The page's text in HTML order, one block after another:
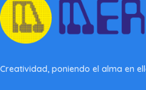
Creatividad, poniendo el alma en